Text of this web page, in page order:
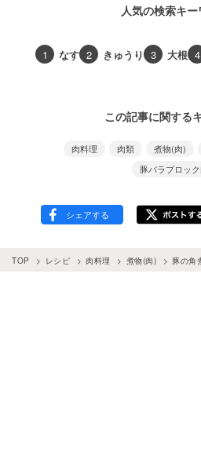
人気の検索キー
1 なす 2 きゅうり 3 大根 4
この記事に関する
肉料理 肉類 煮物(肉)
豚バラブロッ
TOP レシピ 肉料理 煮物(肉) 豚の角